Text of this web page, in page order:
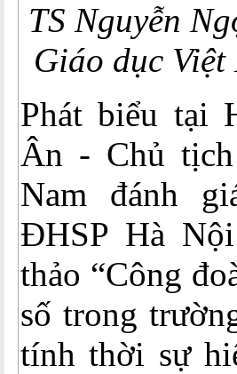
TS Nguyễn
Giáo dục
Phát biểu tại
Ân - Chủ
Nam đánh
ĐHSP Hà
thảo “Công
số trong
tính thời sự